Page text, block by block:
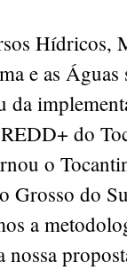
Hídricos,
e as Águas
da
do
o
Grosso do
a